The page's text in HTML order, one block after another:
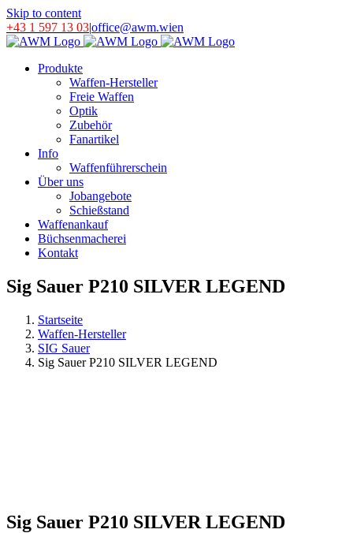
Skip to content
+43 1 597 13 03|office@awm.wien
Produkte
Waffen-Hersteller
Freie Waffen
Optik
Zubehör
Fanartikel
Info
Waffenführerschein
Über uns
Jobangebote
Schießstand
Waffenankauf
Büchsenmacherei
Kontakt
Sig Sauer P210 SILVER LEGEND
Startseite
Waffen-Hersteller
SIG Sauer
Sig Sauer P210 SILVER LEGEND
Sig Sauer P210 SILVER LEGEND